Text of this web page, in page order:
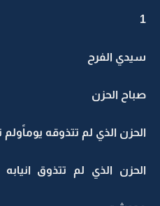
1
سيدي الفرح
صباح الحزن
الحزن الذي لم تتذوقه
الحزن الذي لم تتذوق